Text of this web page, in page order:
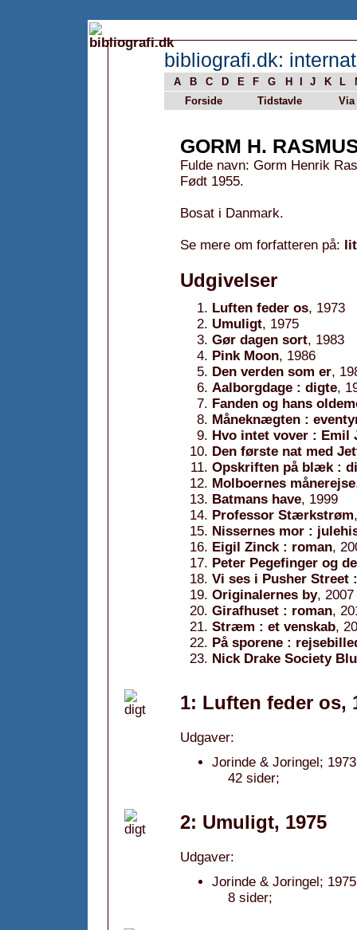
bibliografi.dk:
A B C D E F G H J K L
Forside
Tidstavle Via
GORM H.
Fulde navn: Gorm Henrik
Født 1955.
Bosat i Danmark.
Se mere om forfatteren på:
Udgivelser
Luften feder os, 1973
Umuligt, 1975
Gør dagen sort, 1983
Pink Moon, 1986
Den verden som er,
Aalborgdage : digte,
Fanden og hans
Måneknægten :
Hvo intet vover : Emil
Den første nat med
Opskriften på blæk :
Molboernes månerejse
Batmans have, 1999
Professor Stærkstrøm
Nissernes mor :
Eigil Zinck : roman,
Peter Pegefinger og
Vi ses i Pusher Street
Originalernes by, 2007
Girafhuset : roman,
Stræm : et venskab,
På sporene :
Nick Drake Society
1: Luften feder os,
Udgaver:
Jorinde & Joringel;
42 sider;
2: Umuligt, 1975
Udgaver:
Jorinde & Joringel;
8 sider;